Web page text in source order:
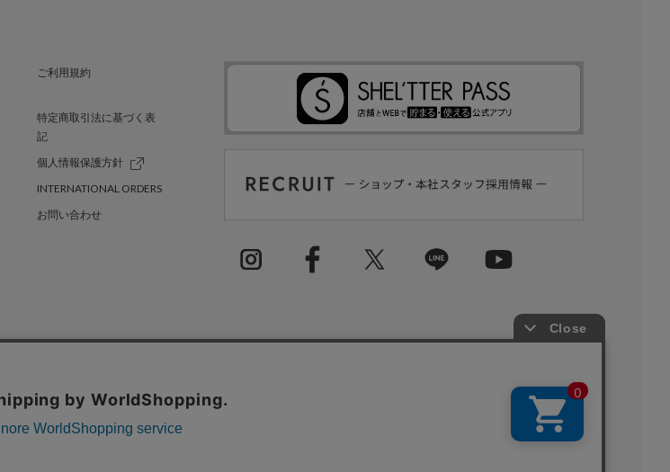
ご利用規約
特定商取引法に基づく表
記
個人情報保護方針
INTERNATIONAL ORDERS
お問い合わせ
採用情報